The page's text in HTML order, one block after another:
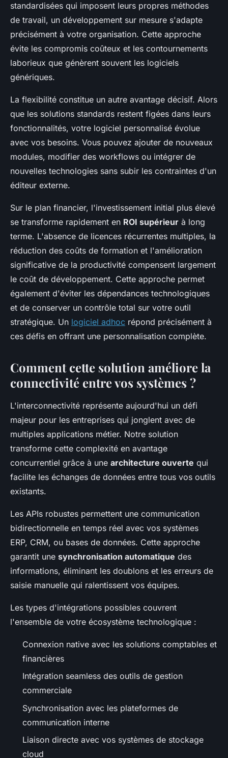
standardisées qui imposent leurs propres méthodes
de travail, un développement sur mesure s'adapte
précisément à votre organisation. Cette approche
évite les compromis coûteux et les contournements
laborieux que génèrent souvent les logiciels
génériques.
La flexibilité constitue un autre avantage décisif. Alors
que les solutions standards restent figées dans leurs
fonctionnalités, votre logiciel personnalisé évolue
avec vos besoins. Vous pouvez ajouter de nouveaux
modules, modifier des workflows ou intégrer de
nouvelles technologies sans subir les contraintes d'un
éditeur externe.
Sur le plan financier, l'investissement initial plus élevé
se transforme rapidement en ROI supérieur à long
terme. L'absence de licences récurrentes multiples, la
réduction des coûts de formation et l'amélioration
significative de la productivité compensent largement
le coût de développement. Cette approche permet
également d'éviter les dépendances technologiques
et de conserver un contrôle total sur votre outil
stratégique. Un logiciel adhoc répond précisément à
ces défis en offrant une personnalisation complète.
Comment cette solution améliore la
connectivité entre vos systèmes ?
L'interconnectivité représente aujourd'hui un défi
majeur pour les entreprises qui jonglent avec de
multiples applications métier. Notre solution
transforme cette complexité en avantage
concurrentiel grâce à une architecture ouverte qui
facilite les échanges de données entre tous vos outils
existants.
Les APIs robustes permettent une communication
bidirectionnelle en temps réel avec vos systèmes
ERP, CRM, ou bases de données. Cette approche
garantit une synchronisation automatique des
informations, éliminant les doublons et les erreurs de
saisie manuelle qui ralentissent vos équipes.
Les types d'intégrations possibles couvrent
l'ensemble de votre écosystème technologique :
Connexion native avec les solutions comptables et
financières
Intégration seamless des outils de gestion
commerciale
Synchronisation avec les plateformes de
communication interne
Liaison directe avec vos systèmes de stockage
cloud